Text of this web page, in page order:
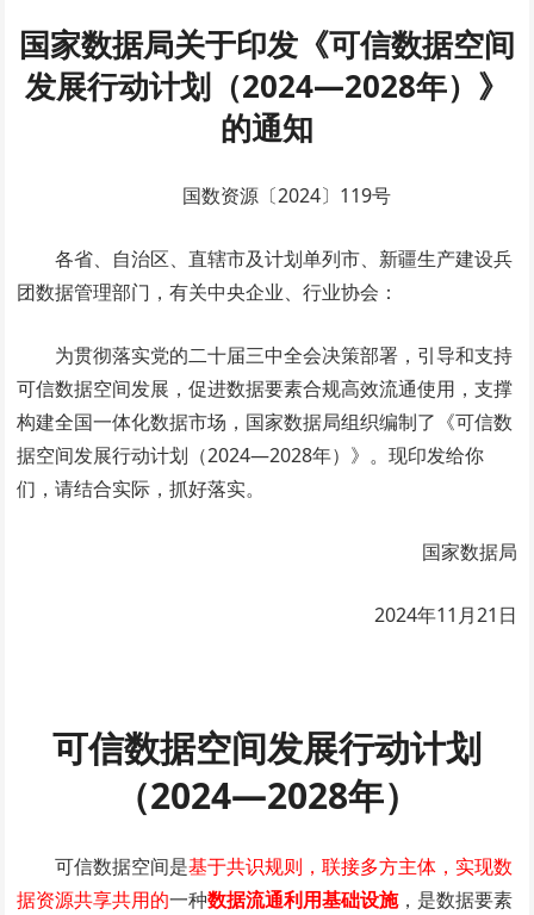
国家数据局关于印发《可信数据空间
发展行动计划（2024—2028年）》
的通知
国数资源〔2024〕119号
各省、自治区、直辖市及计划单列市、新疆生产建设兵
团数据管理部门，有关中央企业、行业协会：
为贯彻落实党的二十届三中全会决策部署，引导和支持
可信数据空间发展，促进数据要素合规高效流通使用，支撑
构建全国一体化数据市场，国家数据局组织编制了《可信数
据空间发展行动计划（2024—2028年）》。现印发给你
们，请结合实际，抓好落实。
国家数据局
2024年11月21日
可信数据空间发展行动计划
（2024—2028年）
可信数据空间是基于共识规则，联接多方主体，实现数
据资源共享共用的一种数据流通利用基础设施，是数据要素